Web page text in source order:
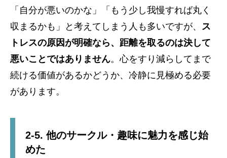
「自分が悪いのかな」「もう少し我慢すれば丸く
収まるかも」と考えてしまう人も多いですが、 ス
トレスの原因が明確なら、距離を取るのは決して
悪いことではありません。心をすり減らしてまで
続ける価値があるかどうか、冷静に見極める必要
があります。
2-5. 他のサークル・趣味に魅力を感じ始
めた